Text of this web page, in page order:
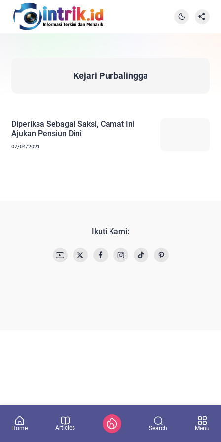
Kejari Purbalingga
Diperiksa Sebagai Saksi, Camat Ini
Ajukan Pensiun Dini
07/04/2021
Ikuti Kami:
Home Articles Search Menu